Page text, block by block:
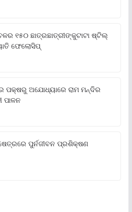
୧୫୦ ଛାତ୍ରଛାତ୍ରୀଙ୍କୁଟାଟା ଷ୍ଟିଲ୍
ଫେଲୋସିପ୍‌
ପକ୍ଷରୁ ଅଯୋଧ୍ୟାରେ ରାମ ମନ୍ଦିର
ପାଳନ
ପୁର୍ନଜୀବନ ପ୍ରଶିକ୍ଷଣ